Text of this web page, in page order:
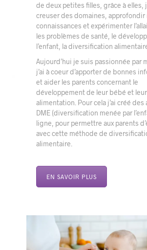
de deux petites filles, grâce à elles,
creuser des domaines, approfondir
connaissances et expérimenter
les problèmes de santé, le
l’enfant, la diversification
Aujourd’hui je suis passionnée par
j’ai à coeur d’apporterde bonnes
et aider les parents concernant le
développement de leur bébé et leur
alimentation. Pour cela j’ai créé des
DME (diversification menée par
ligne, pour permettre aux parents
avec cette méthode de
alimentaire.
EN SAVOIR PLUS